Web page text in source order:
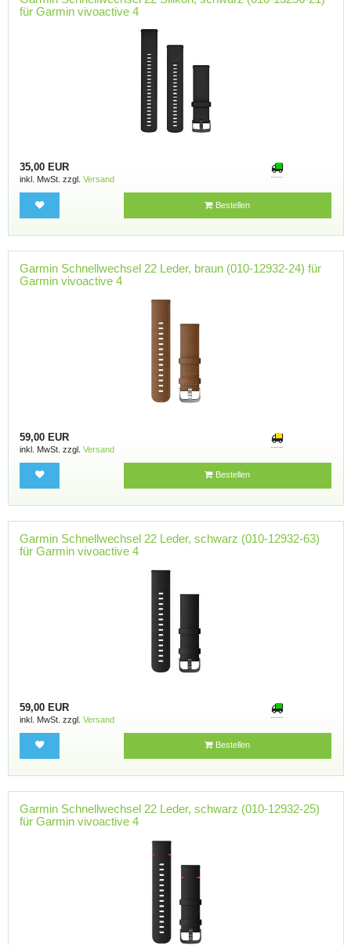
für Garmin vivoactive 4
35,00 EUR
inkl. MwSt. zzgl. Versand
Bestellen
Garmin Schnellwechsel 22 Leder, braun (010-12932-24) für
Garmin vivoactive 4
59,00 EUR
inkl. MwSt. zzgl. Versand
Bestellen
Garmin Schnellwechsel 22 Leder, schwarz (010-12932-63)
für Garmin vivoactive 4
59,00 EUR
inkl. MwSt. zzgl. Versand
Bestellen
Garmin Schnellwechsel 22 Leder, schwarz (010-12932-25)
für Garmin vivoactive 4